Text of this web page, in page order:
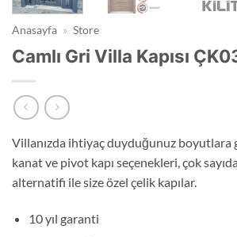
Anasayfa » Store
Camlı Gri Villa Kapısı
Villanızda ihtiyaç duyduğunuz boyutlara
kanat ve pivot kapı seçenekleri, çok
alternatifi ile size özel çelik kapılar.
10 yıl garanti